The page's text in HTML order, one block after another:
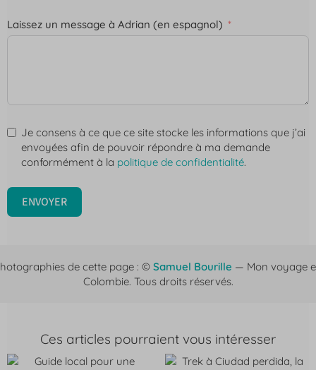
Laissez un message à Adrian (en espagnol)
Je consens à ce que ce site stocke les informations que j’ai
envoyées afin de pouvoir répondre à ma demande
conformément à la politique de confidentialité.
ENVOYER
de cette page : © Samuel Bourille — Mon voyage
Colombie. Tous droits réservés.
Ces articles pourraient vous intéresser